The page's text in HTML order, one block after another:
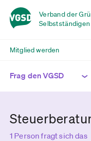
Verband der
Mitglied werden
Frag den VGSD
1 Person fragt sich das